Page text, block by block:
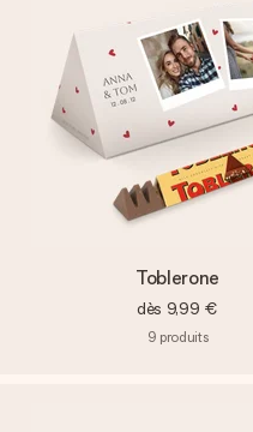
Toblerone
dès 9,99 €
9 produits